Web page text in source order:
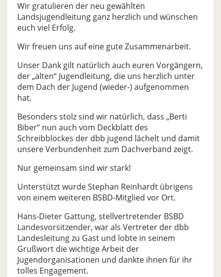
Wir gratulieren der neu gewählten
Landsjugendleitung ganz herzlich und wünschen
euch viel Erfolg.
Wir freuen uns auf eine gute Zusammenarbeit.
Unser Dank gilt natürlich auch euren Vorgängern,
der „alten“ Jugendleitung, die uns herzlich unter
dem Dach der Jugend (wieder-) aufgenommen
hat.
Besonders stolz sind wir natürlich, dass „Berti
Biber“ nun auch vom Deckblatt des
Schreibblockes der dbb jugend lächelt und damit
unsere Verbundenheit zum Dachverband zeigt.
Nur gemeinsam sind wir stark!
Unterstützt wurde Stephan Reinhardt übrigens
von einem weiteren BSBD-Mitglied vor Ort.
Hans-Dieter Gattung, stellvertretender BSBD
Landesvorsitzender, war als Vertreter der dbb
Landesleitung zu Gast und lobte in seinem
Grußwort die wichtige Arbeit der
Jugendorganisationen und dankte ihnen für ihr
tolles Engagement.